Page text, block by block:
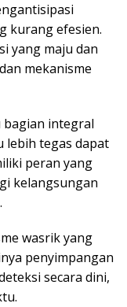
kurang efesien.
yang maju dan
mekanisme
bagian integral
lebih tegas dapat
peran yang
kelangsungan
wasrik yang
penyimpangan
secara dini,